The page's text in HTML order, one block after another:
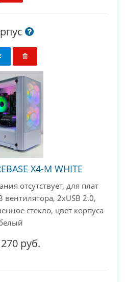
X4-M WHITE
отсутствует, для плат
вентилятора, 2xUSB 2.0,
стекло, цвет корпуса
руб.